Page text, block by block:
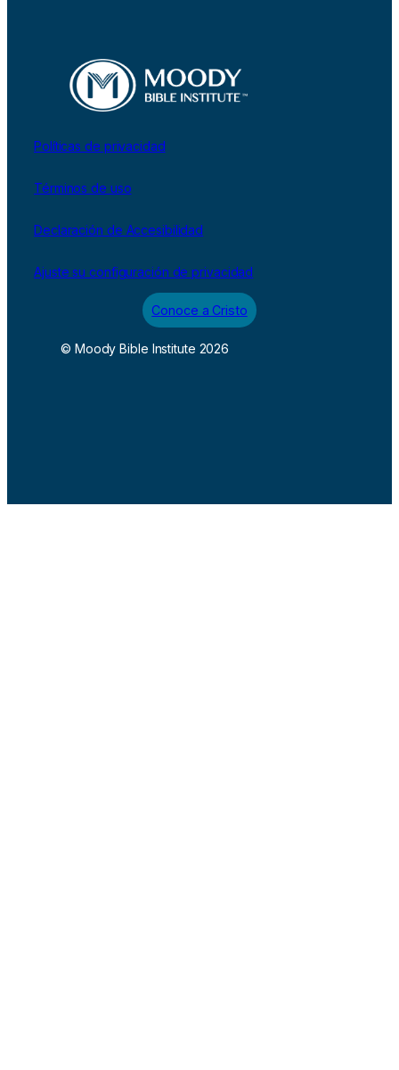
Políticas de privacidad
Términos de uso
Declaración de Accesibilidad
Ajuste su configuración de privacidad
Conoce a Cristo
© Moody Bible Institute 2026